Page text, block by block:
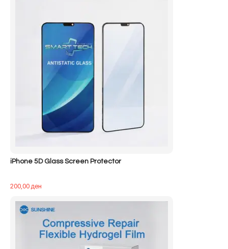
iPhone 5D Glass Screen Protector
200,00ден